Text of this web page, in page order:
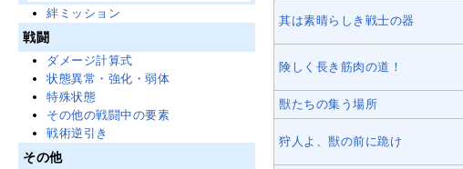
其は素晴らしき戦士の器
険しく長き筋肉の道！
獣たちの集う場所
狩人よ、獣の前に跪け
絆ミッション
戦闘
ダメージ計算式
状態異常・強化・弱体
特殊状態
その他の戦闘中の要素
戦術逆引き
その他